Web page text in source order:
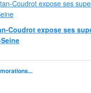
Coudrot expose ses